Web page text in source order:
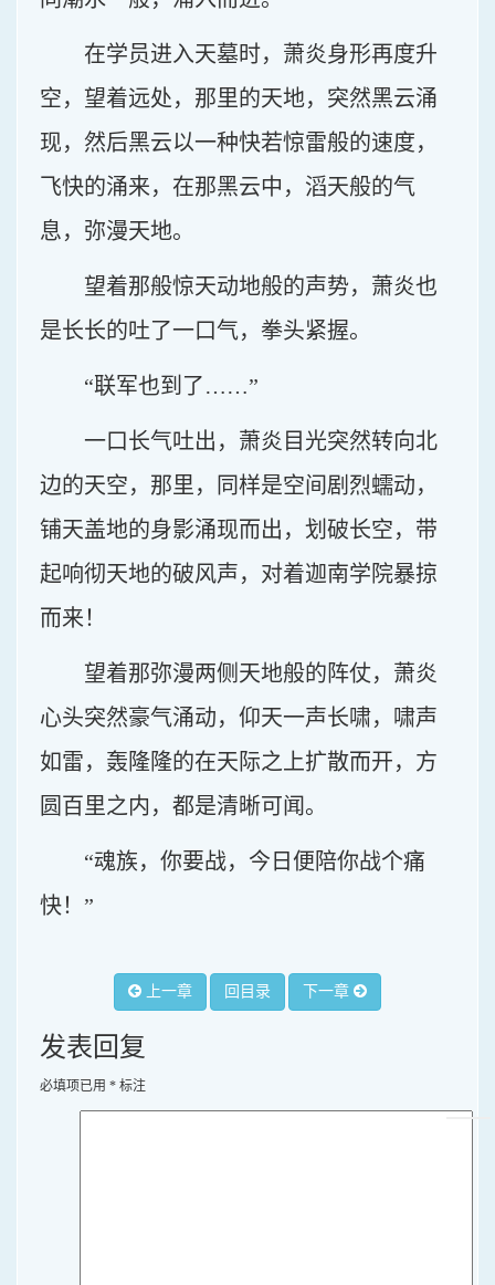
在学员进入天墓时，萧炎身形再度升
空，望着远处，那里的天地，突然黑云涌
现，然后黑云以一种快若惊雷般的速度，
飞快的涌来，在那黑云中，滔天般的气
息，弥漫天地。
望着那般惊天动地般的声势，萧炎也
是长长的吐了一口气，拳头紧握。
“联军也到了……”
一口长气吐出，萧炎目光突然转向北
边的天空，那里，同样是空间剧烈蠕动，
铺天盖地的身影涌现而出，划破长空，带
起响彻天地的破风声，对着迦南学院暴掠
而来！
望着那弥漫两侧天地般的阵仗，萧炎
心头突然豪气涌动，仰天一声长啸，啸声
如雷，轰隆隆的在天际之上扩散而开，方
圆百里之内，都是清晰可闻。
“魂族，你要战，今日便陪你战个痛
快！”
上一章 回目录 下一章
发表回复
必填项已用 * 标注